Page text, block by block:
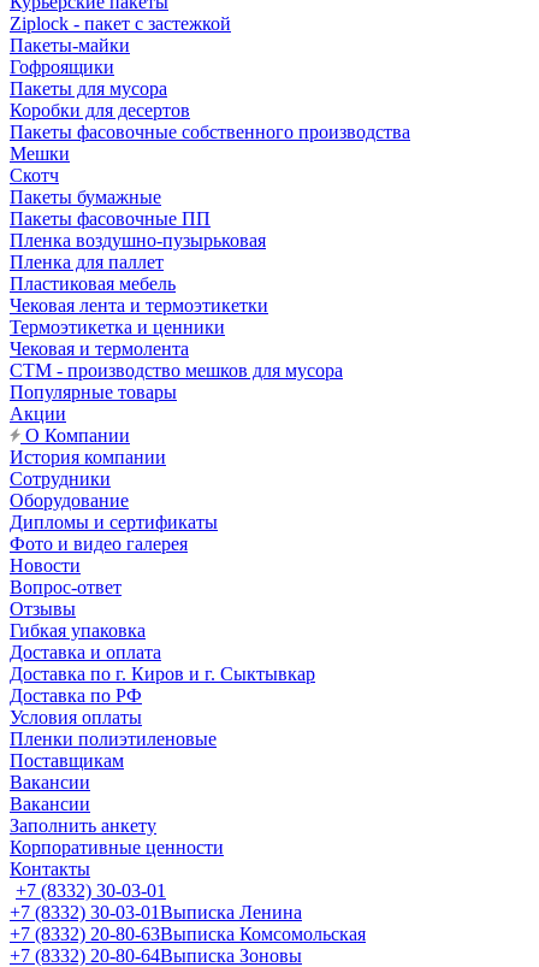
Ziplock - пакет с застежкой
Пакеты-майки
Гофроящики
Пакеты для мусора
Коробки для десертов
Пакеты фасовочные собственного производства
Мешки
Скотч
Пакеты бумажные
Пакеты фасовочные ПП
Пленка воздушно-пузырьковая
Пленка для паллет
Пластиковая мебель
Чековая лента и термоэтикетки
Термоэтикетка и ценники
Чековая и термолента
СТМ - производство мешков для мусора
Популярные товары
Акции
О Компании
История компании
Сотрудники
Оборудование
Дипломы и сертификаты
Фото и видео галерея
Новости
Вопрос-ответ
Отзывы
Гибкая упаковка
Доставка и оплата
Доставка по г. Киров и г. Сыктывкар
Доставка по РФ
Условия оплаты
Пленки полиэтиленовые
Поставщикам
Вакансии
Вакансии
Заполнить анкету
Корпоративные ценности
Контакты
+7 (8332) 30-03-01
+7 (8332) 30-03-01Выписка Ленина
+7 (8332) 20-80-63Выписка Комсомольская
+7 (8332) 20-80-64Выписка Зоновы